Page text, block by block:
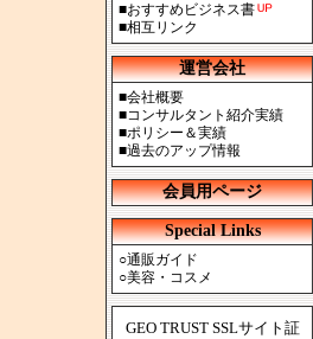
■おすすめビジネス書
■相互リンク
運営会社
■会社概要
■コンサルタント紹介実績
■ポリシー＆実績
■過去のアップ情報
会員用ページ
Special Links
○通販ガイド
○美容・コスメ
GEO TRUST SSLサイト証